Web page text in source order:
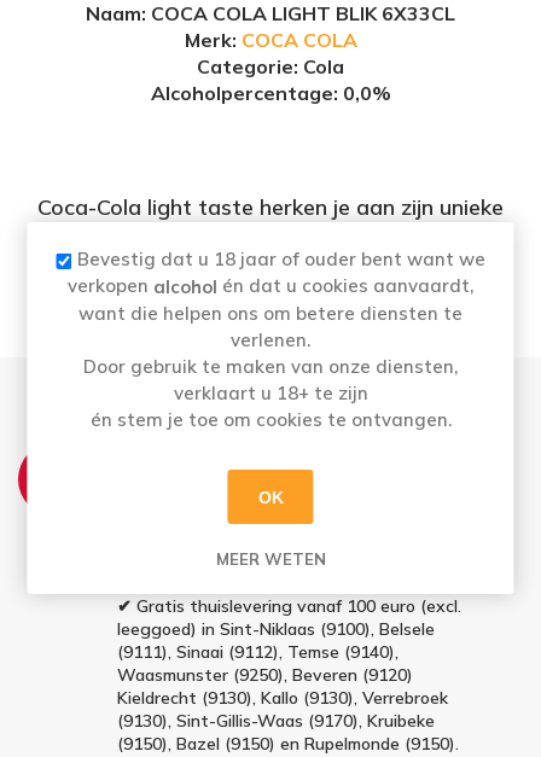
Naam: COCA COLA LIGHT BLIK 6X33CL
Merk: COCA COLA
Categorie: Cola
Alcoholpercentage: 0,0%
Coca-Cola light taste herken je aan zijn unieke
zonder calorieën. Drink of serveer Coca Cola
light taste ijskoud, want zo is hij het lekkerst.
Ma t.e.m. Vrij: Vóór 16u besteld = morgen in
16u) worden maandag geleverd
✔ Gratis thuislevering vanaf 100 euro (excl.
leeggoed) in Sint-Niklaas (9100), Belsele
(9111), Sinaai (9112), Temse (9140),
Waasmunster (9250), Beveren (9120)
Kieldrecht (9130), Kallo (9130), Verrebroek
(9130), Sint-Gillis-Waas (9170), Kruibeke
(9150), Bazel (9150) en Rupelmonde (9150).
Bevestig dat u 18 jaar of ouder bent want we
verkopen alcohol én dat u cookies aanvaardt,
want die helpen ons om betere diensten te
verlenen.
Door gebruik te maken van onze diensten,
verklaart u 18+ te zijn
én stem je toe om cookies te ontvangen.
OK
MEER WETEN